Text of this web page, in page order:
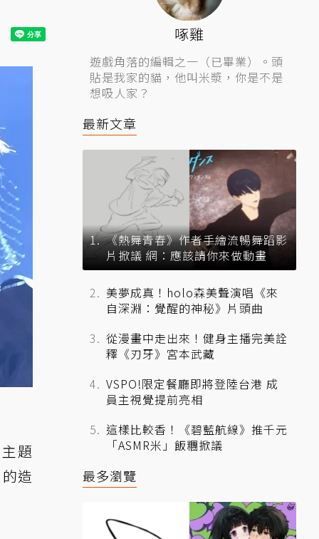
題
造
啄雞
遊戲角落的編輯之一（已畢業）。頭
貼是我家的貓，他叫米漿，你是不是
想吸人家？
最新文章
《熱舞青春》作者手繪流暢舞蹈影
片掀議 網：應該請你來做動畫
美夢成真！holo森美聲演唱《來
自深淵：覺醒的神秘》片頭曲
從漫畫中走出來！健身主播完美詮
釋《刃牙》宮本武藏
VSPO!限定餐廳即將登陸台港 成
員主視覺提前亮相
這樣比較香！《碧藍航線》推千元
「ASMR米」飯糰掀議
最多瀏覽